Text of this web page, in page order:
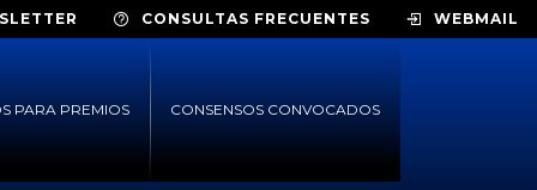
CONSULTAS FRECUENTES WEBMAIL
PARA PREMIOS CONSENSOS CONVOCADOS